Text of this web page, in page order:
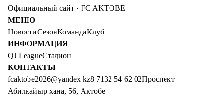
Официальный сайт · FC AKTOBE
МЕНЮ
НовостиСезонКомандаКлуб
ИНФОРМАЦИЯ
QJ LeagueСтадион
КОНТАКТЫ
fcaktobe2026@yandex.kz8 7132 54 62 02Проспект
Абилкайыр хана, 56, Актобе